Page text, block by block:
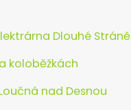
Dlouhé Stráně
koloběžkách
nad Desnou